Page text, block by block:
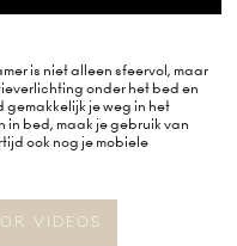
is niet alleen sfeervol, maar
onder het bed en
je weg in het
in bed, maak je gebruik van
ook nog je mobiele
VIDEOS